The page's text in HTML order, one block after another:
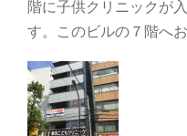
階に子供クリニックが
す。このビルの７階へ